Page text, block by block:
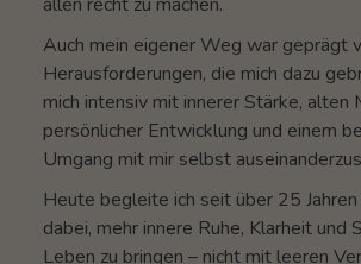
Auch mein eigener Weg war geprägt
Herausforderungen, die mich dazu
mich intensiv mit innerer Stärke, alten
persönlicher Entwicklung und einem
Umgang mit mir selbst
Heute begleite ich seit über 25
dabei, mehr innere Ruhe, Klarheit und
Leben zu bringen – nicht mit leeren